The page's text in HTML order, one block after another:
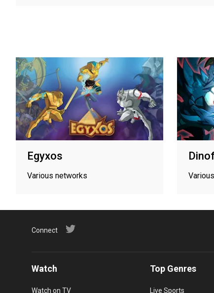
Egyxos
Various networks
Connect
Watch
Watch on TV
Top Genres
Live Sports